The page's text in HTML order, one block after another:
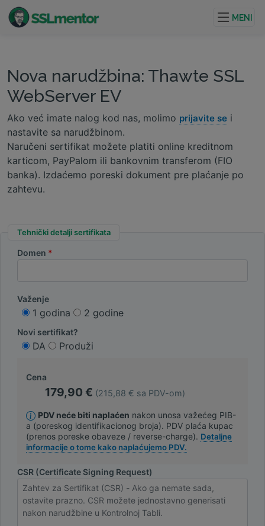
projekte.
MENI
Nova narudžbina: Thawte SSL
WebServer EV
Ako već imate nalog kod nas, molimo prijavite se i
nastavite sa narudžbinom.
Naručeni sertifikat možete platiti online kreditnom
karticom, PayPalom ili bankovnim transferom (FIO
banka). Izdaćemo poreski dokument pre plaćanje po
zahtevu.
Tehnički detalji sertifikata
Domen
Važenje
1 godina 2 godine
Novi sertifikat?
DA Produži
Cena
179,90 € (215,88 € sa PDV-om)
PDV neće biti naplaćen nakon unosa važećeg PIB-
a (poreskog identifikacionog broja). PDV plaća kupac
(prenos poreske obaveze / reverse-charge). Detaljne
informacije o tome kako naplaćujemo PDV.
CSR (Certificate Signing Request)